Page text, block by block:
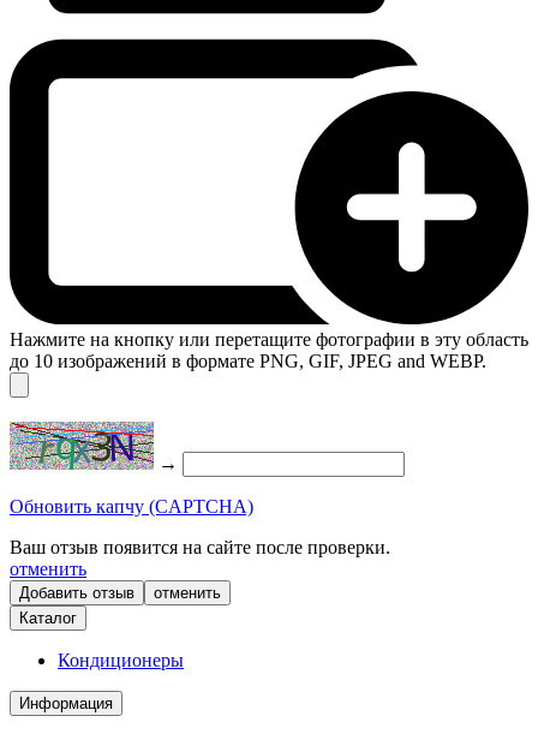
Нажмите на кнопку или перетащите фотографии в эту область
до 10 изображений в формате PNG, GIF, JPEG and WEBP.
→
Обновить капчу (CAPTCHA)
Ваш отзыв появится на сайте после проверки.
отменить
отменить
Каталог
Кондиционеры
Информация